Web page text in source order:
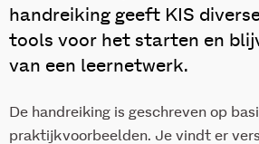
handreiking geeft KIS
tools voor het starten en
van een leernetwerk.
De handreiking is geschreven op
praktijkvoorbeelden. Je vindt er